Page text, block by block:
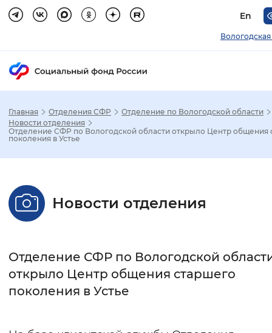
En
Стандартный Увеличенный
Без засечек С засечками
Интервал между буквами
Главная Отделения СФР
Отделение по Вологодской области
Новости отделения
Отделение СФР по Вологодской области открыло Центр общения
поколения в Устье
Новости отделения
Отделение СФР по Вологодской
открыло Центр общения старшего
поколения в Устье